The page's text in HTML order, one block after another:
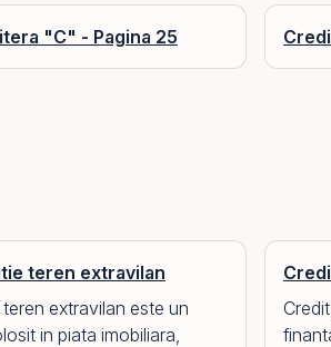
"C" - Pagina 25
teren extravilan
extravilan este un
in piata imobiliara,